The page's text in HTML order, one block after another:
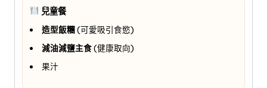
兒童餐
造型飯糰(可愛吸引食慾)
減油減鹽主食(健康取向)
果汁